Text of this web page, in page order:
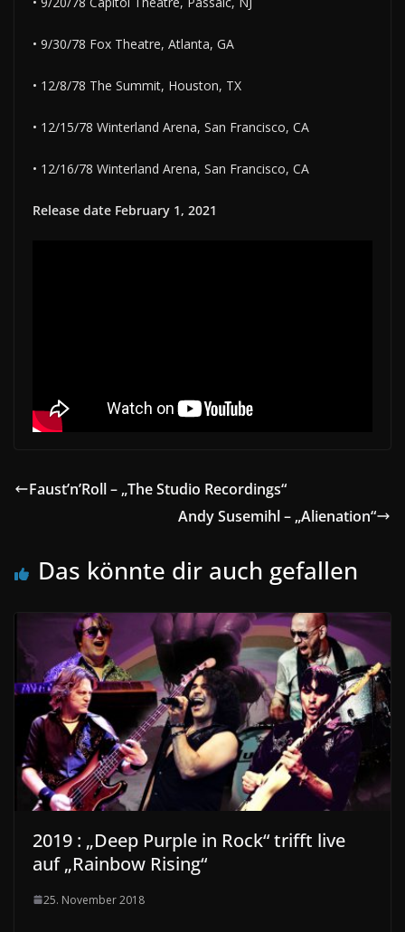
• 9/30/78 Fox Theatre, Atlanta, GA
• 12/8/78 The Summit, Houston, TX
• 12/15/78 Winterland Arena, San Francisco, CA
• 12/16/78 Winterland Arena, San Francisco, CA
Release date February 1, 2021
Faust’n’Roll – „The Studio Recordings“
Andy Susemihl – „Alienation“
Das könnte dir auch gefallen
2019 : „Deep Purple in Rock“ trifft live
auf „Rainbow Rising“
25. November 2018